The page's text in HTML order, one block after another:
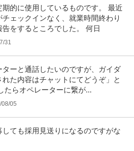
土日休み
理責任者の募集です＠台東区 【業務内容】 自
この条件の求人をもっと見る
的に使用しているものです。 最近
ェックインなく、就業時間終わり
をするところでした。 何日
31
ーと通話したいのですが、ガイダ
た内容はチャットにてどうぞ」と
たらオペレーターに繋が...
05
ても採用見送りになるのですがな